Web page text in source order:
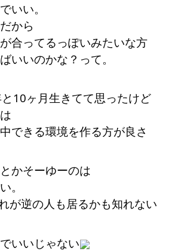
いい。
から
合ってるっぽいみたいな方
いいのかな？って。
10ヶ月生きてて思ったけど
できる環境を作る方が良さ
かそーゆーのは
。
が逆の人も居るかも知れない
いいじゃない